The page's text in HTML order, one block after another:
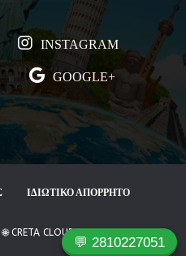
INSTAGRAM
GOOGLE+
ΙΔΙΩΤΙΚΟ ΑΠΟΡΡΗΤΟ
CRETA CLOUD
💬 2810227051